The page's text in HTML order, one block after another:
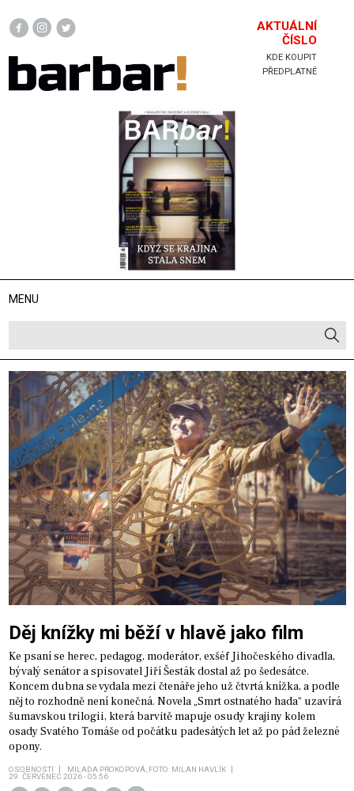
Hlavička
AKTUÁLNÍ
ČÍSLO
KDE KOUPIT
PŘEDPLATNÉ
MENU
Děj knížky mi běží v hlavě jako film
Ke psaní se herec, pedagog, moderátor, exšéf Jihočeského divadla,
bývalý senátor a spisovatel Jiří Šesták dostal až po šedesátce.
Koncem dubna se vydala mezi čtenáře jeho už čtvrtá knížka, a podle
něj to rozhodně není konečná. Novela „Smrt ostnatého hada“ uzavírá
šumavskou trilogii, která barvitě mapuje osudy krajiny kolem
osady Svatého Tomáše od počátku padesátých let až po pád železné
opony.
OSOBNOSTI
MILADA PROKOPOVÁ, FOTO: MILAN HAVLÍK
29. ČERVENEC 2026 - 05:56